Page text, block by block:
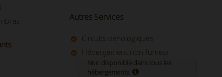
Autres Services
Circuits oenologiques
Hébergement non fumeur
Non disponible dans tous les
hébergements